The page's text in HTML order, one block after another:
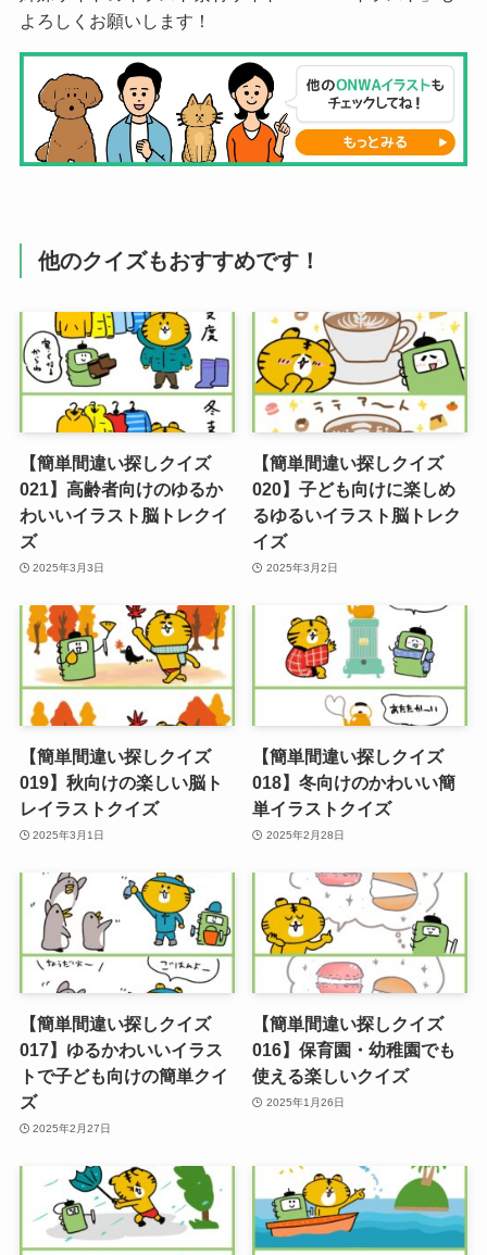
よろしくお願いします！
他のクイズもおすすめです！
【簡単間違い探しクイズ
021】高齢者向けのゆるか
わいいイラスト脳トレクイ
ズ
2025年3月3日
【簡単間違い探しクイズ
020】子ども向けに楽しめ
るゆるいイラスト脳トレク
イズ
2025年3月2日
【簡単間違い探しクイズ
019】秋向けの楽しい脳ト
レイラストクイズ
2025年3月1日
【簡単間違い探しクイズ
018】冬向けのかわいい簡
単イラストクイズ
2025年2月28日
【簡単間違い探しクイズ
017】ゆるかわいいイラス
トで子ども向けの簡単クイ
ズ
2025年2月27日
【簡単間違い探しクイズ
016】保育園・幼稚園でも
使える楽しいクイズ
2025年1月26日